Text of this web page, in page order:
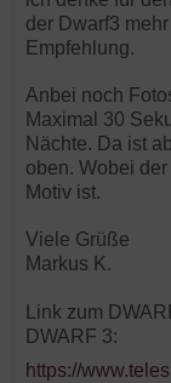
der Dwarf3
Empfehlung.
Anbei noch
Maximal 30
Nächte. Da ist
oben. Wobei
Motiv ist.
Viele Grüße
Markus K.
Link zum
DWARF 3:
https://